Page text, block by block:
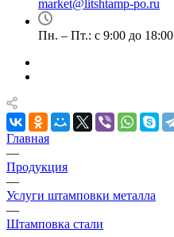
market@litshtamp-po.ru
Пн. – Пт.: с 9:00 до 18:00
Главная
—
Продукция
—
Услуги штамповки металла
—
Штамповка стали